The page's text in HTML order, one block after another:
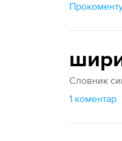
Словник
1 коментар